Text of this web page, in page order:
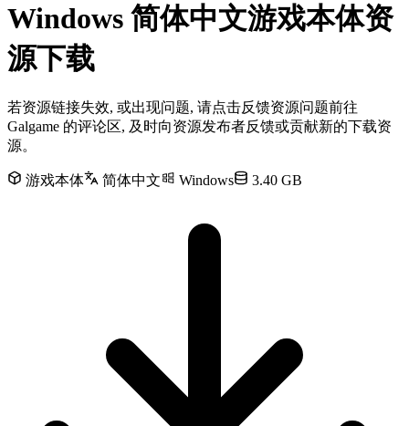
Windows 简体中文游戏本体资
源下载
若资源链接失效, 或出现问题, 请点击反馈资源问题前往
Galgame 的评论区, 及时向资源发布者反馈或贡献新的下载资
源。
游戏本体 简体中文 Windows 3.40 GB